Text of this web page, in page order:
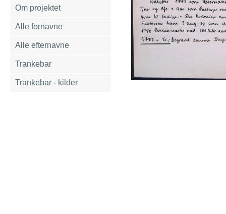
Om projektet
Alle fornavne
Alle efternavne
Trankebar
Trankebar - kilder